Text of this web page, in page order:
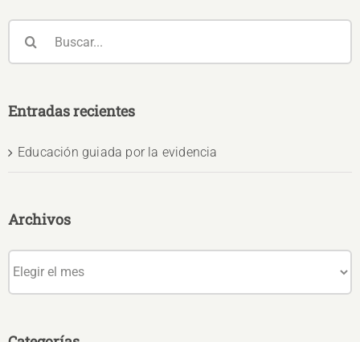
Entradas recientes
Educación guiada por la evidencia
Archivos